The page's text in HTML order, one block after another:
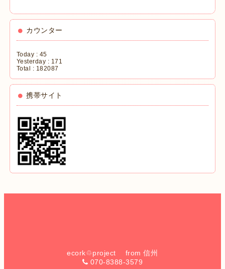
カウンター
Today : 45
Yesterday : 171
Total : 182087
携帯サイト
ecork♲project from 信州
070-8388-3579